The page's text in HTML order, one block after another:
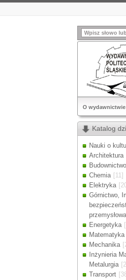
O wydawnictwie
Katalog
Nauki o
Architektura
Budownictwo
Chemia [11]
Elektryka
Górnictwo,
przemysłowa
Energetyka
Mechanika
Inżynieria
Metalurgia
Transport